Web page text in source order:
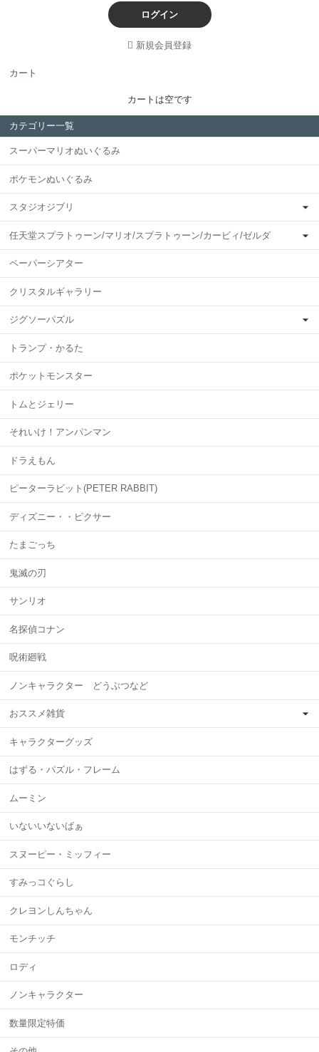
ログイン
新規会員登録
カート
カートは空です
カテゴリー一覧
スーパーマリオぬいぐるみ
ポケモンぬいぐるみ
スタジオジブリ
任天堂スプラトゥーン/マリオ/スプラトゥーン/カービィ/ゼルダ
ペーパーシアター
クリスタルギャラリー
ジグソーパズル
トランプ・かるた
ポケットモンスター
トムとジェリー
それいけ！アンパンマン
ドラえもん
ピーターラビット(PETER RABBIT)
ディズニー・・ピクサー
たまごっち
鬼滅の刃
サンリオ
名探偵コナン
呪術廻戦
ノンキャラクター どうぶつなど
おススメ雑貨
キャラクターグッズ
はずる・パズル・フレーム
ムーミン
いないいないばぁ
スヌーピー・ミッフィー
すみっコぐらし
クレヨンしんちゃん
モンチッチ
ロディ
ノンキャラクター
数量限定特価